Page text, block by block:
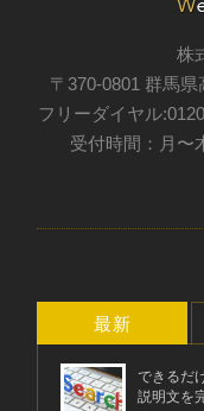
株
〒370-0801 群馬県
フリーダイヤル
受付時間：月〜
最新
できるだ
説明文を